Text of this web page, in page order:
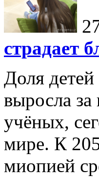
страдает
Доля
выросла
учёных,
мире. К
миопией